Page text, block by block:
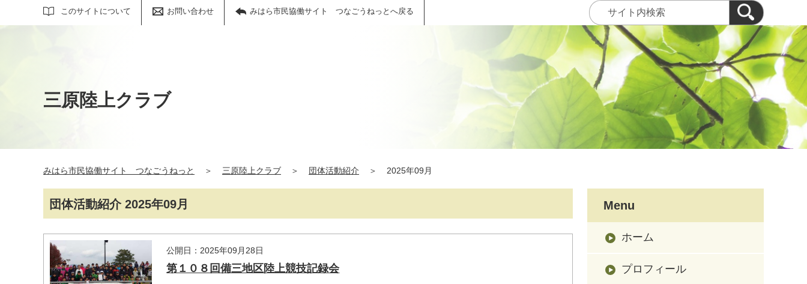
このサイトについて お問い合わせ みはら市民協働サイト つなごうねっとへ戻る
サイト内検索
三原陸上クラブ
みはら市民協働サイト つなごうねっと ＞ 三原陸上クラブ ＞ 団体活動紹介 ＞ 2025年09月
団体活動紹介 2025年09月
公開日：2025年09月28日
第１０８回備三地区陸上競技記録会
Menu
ホーム
プロフィール